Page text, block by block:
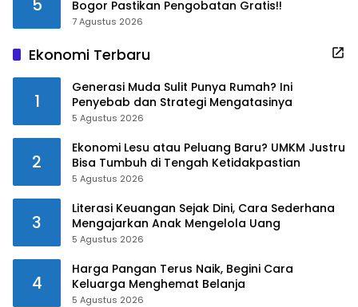
5
Bogor Pastikan Pengobatan Gratis!!
7 Agustus 2026
Ekonomi Terbaru
1
Generasi Muda Sulit Punya Rumah? Ini
Penyebab dan Strategi Mengatasinya
5 Agustus 2026
2
Ekonomi Lesu atau Peluang Baru? UMKM Justru
Bisa Tumbuh di Tengah Ketidakpastian
5 Agustus 2026
3
Literasi Keuangan Sejak Dini, Cara Sederhana
Mengajarkan Anak Mengelola Uang
5 Agustus 2026
4
Harga Pangan Terus Naik, Begini Cara
Keluarga Menghemat Belanja
5 Agustus 2026